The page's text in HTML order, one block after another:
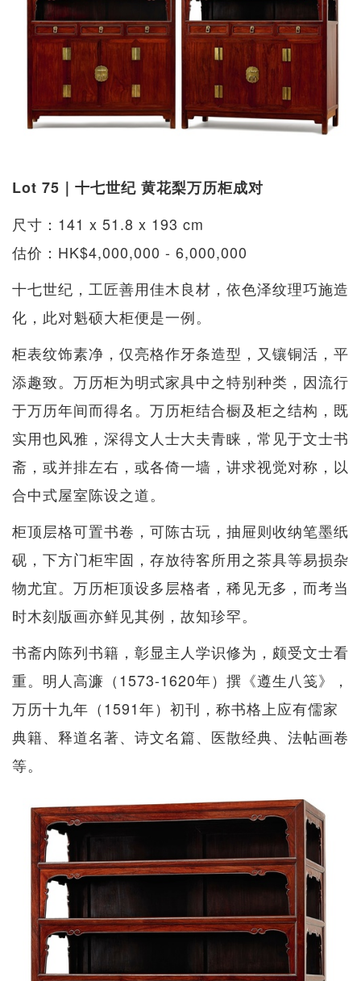
Lot 75｜十七世纪 黄花梨万历柜成对
尺寸：141 x 51.8 x 193 cm
估价：HK$4,000,000 - 6,000,000
十七世纪，工匠善用佳木良材，依色泽纹理巧施造
化，此对魁硕大柜便是一例。
柜表纹饰素净，仅亮格作牙条造型，又镶铜活，平
添趣致。万历柜为明式家具中之特别种类，因流行
于万历年间而得名。万历柜结合橱及柜之结构，既
实用也风雅，深得文人士大夫青睐，常见于文士书
斋，或并排左右，或各倚一墙，讲求视觉对称，以
合中式屋室陈设之道。
柜顶层格可置书卷，可陈古玩，抽屉则收纳笔墨纸
砚，下方门柜牢固，存放待客所用之茶具等易损杂
物尤宜。万历柜顶设多层格者，稀见无多，而考当
时木刻版画亦鲜见其例，故知珍罕。
书斋内陈列书籍，彰显主人学识修为，颇受文士看
重。明人高濂（1573-1620年）撰《遵生八笺》，
万历十九年（1591年）初刊，称书格上应有儒家
典籍、释道名著、诗文名篇、医散经典、法帖画卷
等。